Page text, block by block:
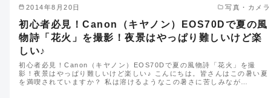
2014年8月20日 写真・カメラ
初心者必見！Canon（キヤノン）EOS70Dで夏の風
物詩「花火」を撮影！夜景はやっぱり難しいけど楽
しい♪
初心者必見！Canon（キヤノン）EOS70Dで夏の風物詩「花火」を撮
影！夜景はやっぱり難しいけど楽しい♪ こんにちは。皆さんはこの暑い夏
を満喫されていますか？ 私は溶けるようなこの暑さに苦しみなが…